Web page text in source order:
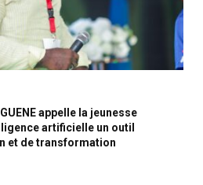
appelle la jeunesse
artificielle un outil
et de transformation